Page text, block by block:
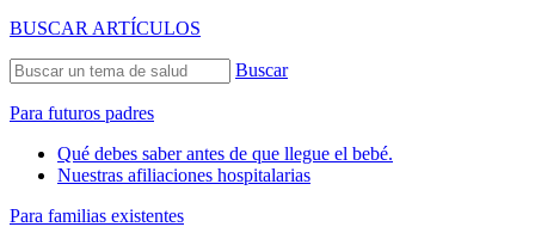
BUSCAR ARTÍCULOS
Buscar
Para futuros padres
Qué debes saber antes de que llegue el bebé.
Nuestras afiliaciones hospitalarias
Para familias existentes